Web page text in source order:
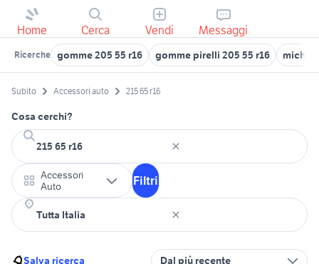
Home Cerca Vendi Messaggi
Ricerche gomme 205 55 r16 gomme pirelli 205 55 r16
Subito Accessori auto 215 65 r16
Cosa cerchi?
Accessori
Auto
Filtri
Salva ricerca Dal più recente